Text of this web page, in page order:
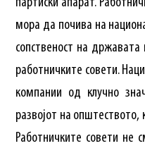
партиски апарат.
мора да почива на
сопственост на
работничките совети.
компании од клучно
развојот на општеството,
Работничките совети не